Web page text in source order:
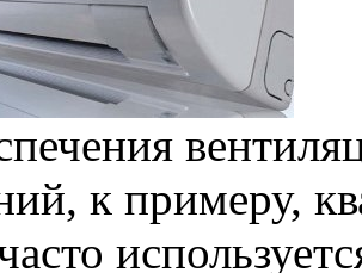
к примеру,